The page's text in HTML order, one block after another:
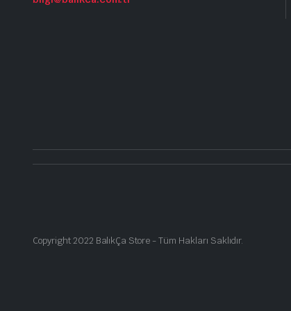
Copyright 2022 BalıkÇa Store - Tüm Hakları Saklıdır.